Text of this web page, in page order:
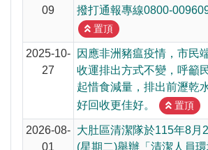
8月10日14:30至15:00防空演習
09
撥打通報專線0800-
置頂
2025-10-
27
因應非洲豬瘟疫情，市民
收運排出方式不變，呼籲
起惜食減量，排出前瀝乾
好回收更佳好。
置頂
2026-08-
01
大肚區清潔隊於115年8月
(星期二)舉辦「清潔人員